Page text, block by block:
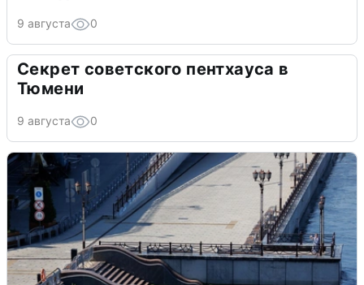
9 августа 0
Секрет советского пентхауса в
Тюмени
9 августа 0